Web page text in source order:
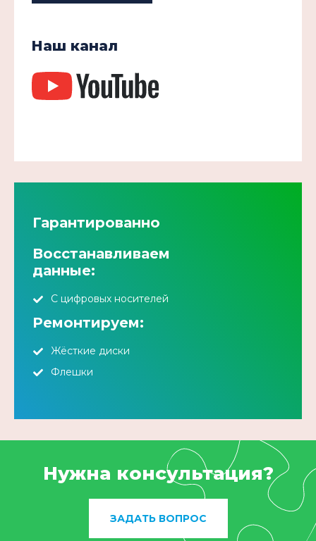
Наш канал
Гарантированно
Восстанавливаем
данные:
С цифровых носителей
Ремонтируем:
Жёсткие диски
Флешки
Нужна консультация?
ЗАДАТЬ ВОПРОС